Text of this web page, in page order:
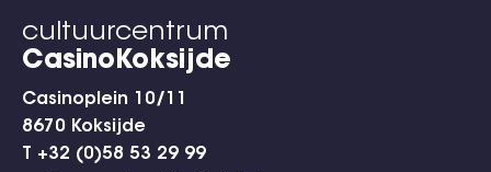
cultuurcentrum
CasinoKoksijde
Casinoplein 10/11
8670 Koksijde
T +32 (0)58 53 29 99